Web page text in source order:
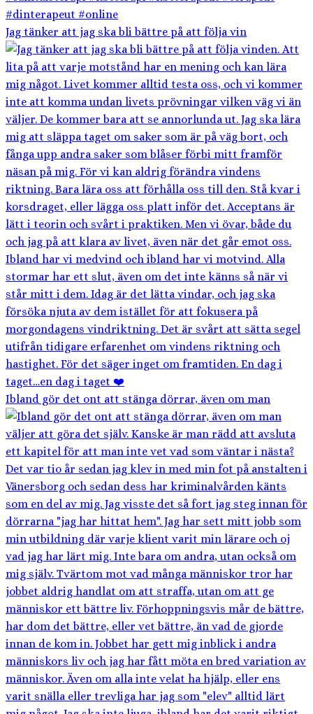
Jag tänker att jag ska bli bättre på att följa vin
Ibland gör det ont att stänga dörrar, även om man